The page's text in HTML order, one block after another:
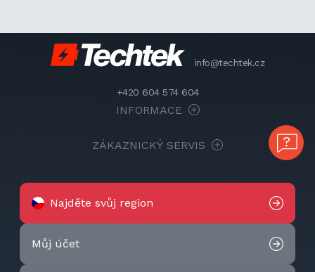
info@techtek.cz
+420 604 574 604
INFORMACE
ZÁKAZNICKÝ SERVIS
Najděte svůj region
Můj účet